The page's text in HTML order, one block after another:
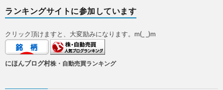
ランキングサイトに参加しています
クリック頂けますと、大変励みになります。m(_ _)m
にほんブログ村株・自動売買ランキング